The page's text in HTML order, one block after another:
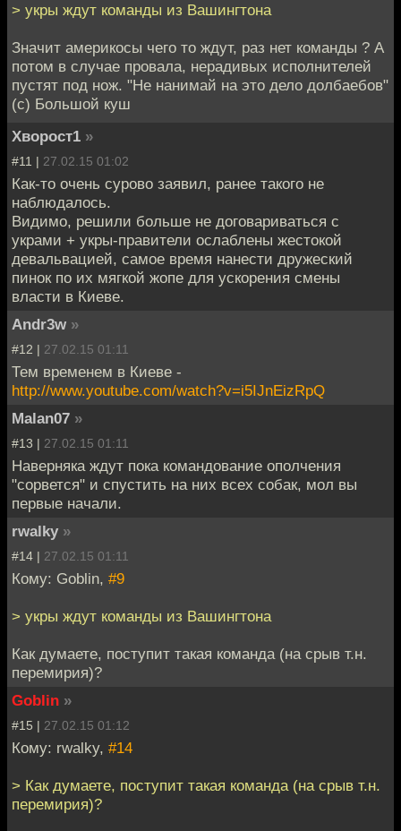
> укры ждут команды из Вашингтона
Значит америкосы чего то ждут, раз нет команды ? А
потом в случае провала, нерадивых исполнителей
пустят под нож. "Не нанимай на это дело долбаебов"
(с) Большой куш
Хворост1 »
#11 | 27.02.15 01:02
Как-то очень сурово заявил, ранее такого не
наблюдалось.
Видимо, решили больше не договариваться с
украми + укры-правители ослаблены жестокой
девальвацией, самое время нанести дружеский
пинок по их мягкой жопе для ускорения смены
власти в Киеве.
Andr3w »
#12 | 27.02.15 01:11
Тем временем в Киеве -
http://www.youtube.com/watch?v=i5IJnEizRpQ
Malan07 »
#13 | 27.02.15 01:11
Наверняка ждут пока командование ополчения
"сорвется" и спустить на них всех собак, мол вы
первые начали.
rwalky »
#14 | 27.02.15 01:11
Кому: Goblin, #9
> укры ждут команды из Вашингтона
Как думаете, поступит такая команда (на срыв т.н.
перемирия)?
Goblin »
#15 | 27.02.15 01:12
Кому: rwalky, #14
> Как думаете, поступит такая команда (на срыв т.н.
перемирия)?